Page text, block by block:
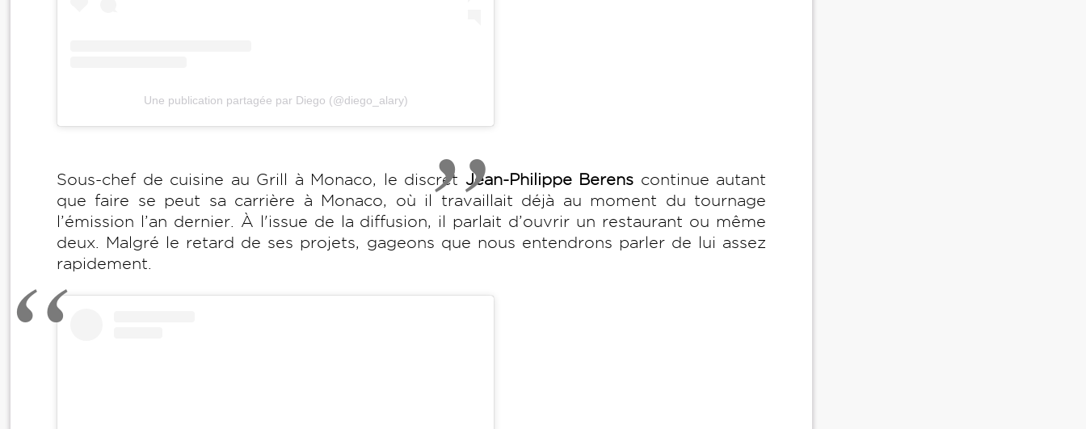
Une publication partagée par Diego (@diego_alary)
Sous-chef de cuisine au Grill à Monaco, le discret Jean-Philippe Berens continue autant
que faire se peut sa carrière à Monaco, où il travaillait déjà au moment du tournage
l’émission l’an dernier. À l'issue de la diffusion, il parlait d’ouvrir un restaurant ou même
deux. Malgré le retard de ses projets, gageons que nous entendrons parler de lui assez
rapidement.